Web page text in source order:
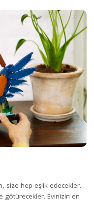
size hep eşlik edecekler.
götürecekler. Evinizin en